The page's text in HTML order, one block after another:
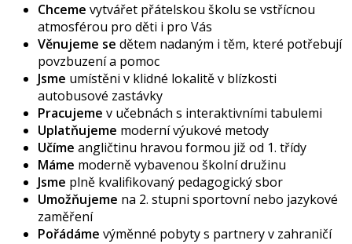
Chceme vytvářet přátelskou školu se vstřícnou
atmosférou pro děti i pro Vás
Věnujeme se dětem nadaným i těm, které potřebují
povzbuzení a pomoc
Jsme umístěni v klidné lokalitě v blízkosti
autobusové zastávky
Pracujeme v učebnách s interaktivními tabulemi
Uplatňujeme moderní výukové metody
Učíme angličtinu hravou formou již od 1. třídy
Máme moderně vybavenou školní družinu
Jsme plně kvalifikovaný pedagogický sbor
Umožňujeme na 2. stupni sportovní nebo jazykové
zaměření
Pořádáme výměnné pobyty s partnery v zahraničí